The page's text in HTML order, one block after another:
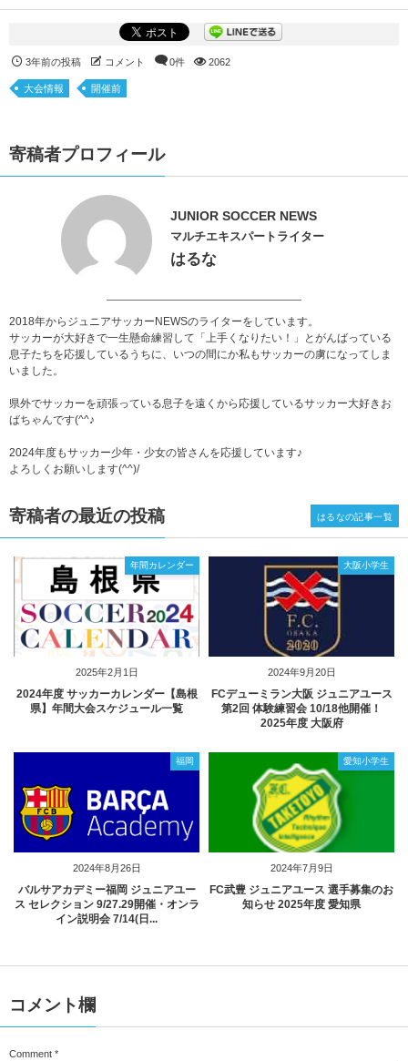
3年前の投稿 コメント 0件 2062
大会情報 開催前
寄稿者プロフィール
JUNIOR SOCCER NEWS
マルチエキスパートライター
はるな
2018年からジュニアサッカーNEWSのライターをしています。
サッカーが大好きで一生懸命練習して「上手くなりたい！」とがんばっている
息子たちを応援しているうちに、いつの間にか私もサッカーの虜になってしま
いました。
県外でサッカーを頑張っている息子を遠くから応援しているサッカー大好きお
ばちゃんです(^^♪
2024年度もサッカー少年・少女の皆さんを応援しています♪
よろしくお願いします(^^)/
寄稿者の最近の投稿
2025年2月1日
年間カレンダー
2024年度 サッカーカレンダー【島根
県】年間大会スケジュール一覧
2024年9月20日
大阪小学生
FCデューミラン大阪 ジュニアユース
第2回 体験練習会 10/18他開催！
2025年度 大阪府
2024年8月26日
福岡
バルサアカデミー福岡 ジュニアユー
ス セレクション 9/27.29開催・オンラ
イン説明会 7/14(日...
2024年7月9日
愛知小学生
FC武豊 ジュニアユース 選手募集のお
知らせ 2025年度 愛知県
はるなの記事一覧
コメント欄
Comment *